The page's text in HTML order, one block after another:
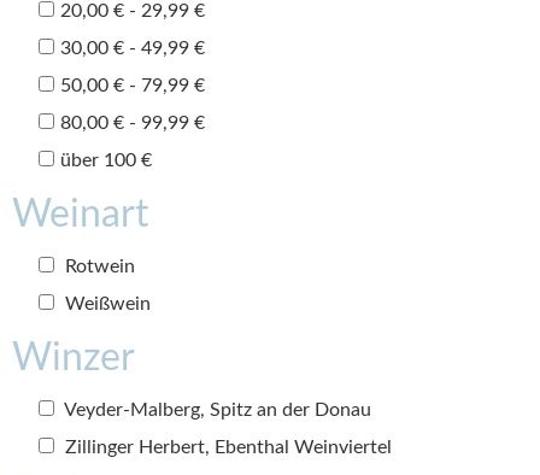
20,00 € - 29,99 €
30,00 € - 49,99 €
50,00 € - 79,99 €
80,00 € - 99,99 €
über 100 €
Weinart
Rotwein
Weißwein
Winzer
Veyder-Malberg, Spitz an der Donau
Zillinger Herbert, Ebenthal Weinviertel